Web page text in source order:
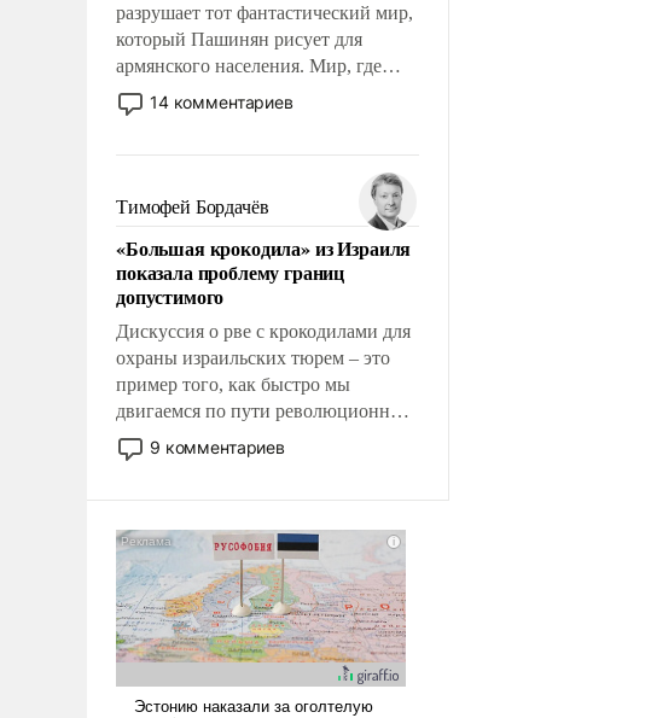
разрушает тот фантастический мир,
который Пашинян рисует для
армянского населения. Мир, где
этому населению все должны
просто по определению, где его
беспрекословно оплачиваться за
счет российских
налогоплательщиков и где за свои
поступки не нужно отвечать.
14 комментариев
Тимофей Бордачёв
«Большая крокодила» из Израиля
показала проблему границ
допустимого
Дискуссия о рве с крокодилами для
охраны израильских тюрем – это
пример того, как быстро мы
двигаемся по пути революционных
изменений. То, что несколько лет
назад было образом для
9 комментариев